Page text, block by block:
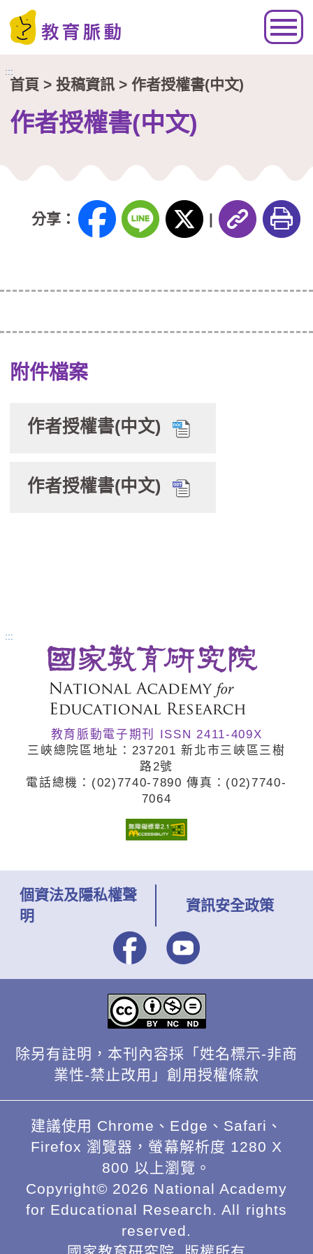
跳到主要內容區塊
:::
首頁 > 投稿資訊 > 作者授權書(中文)
作者授權書(中文)
分享： |
附件檔案
作者授權書(中文)
作者授權書(中文)
:::
教育脈動電子期刊 ISSN 2411-409X
三峽總院區地址：237201 新北市三峽區三樹
路2號
電話總機：(02)7740-7890 傳真：(02)7740-
7064
個資法及隱私權聲
明
資訊安全政策
除另有註明，本刊內容採「姓名標示-非商
業性-禁止改用」創用授權條款
建議使用 Chrome、Edge、Safari、
Firefox 瀏覽器，螢幕解析度 1280 X
800 以上瀏覽。
Copyright© 2026 National Academy
for Educational Research. All rights
reserved.